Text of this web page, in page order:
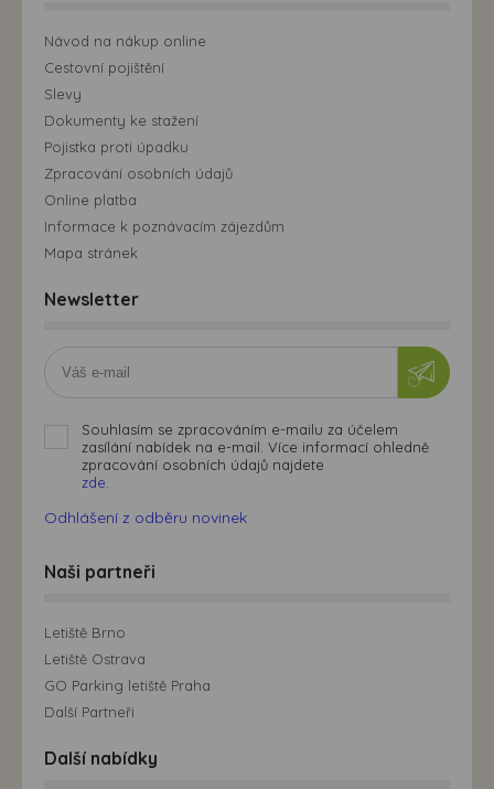
Návod na nákup online
Cestovní pojištění
Slevy
Dokumenty ke stažení
Pojistka proti úpadku
Zpracování osobních údajů
Online platba
Informace k poznávacím zájezdům
Mapa stránek
Newsletter
Souhlasím se zpracováním e-mailu za účelem
zasílání nabídek na e-mail. Více informací ohledně
zpracování osobních údajů najdete
zde.
Odhlášení z odběru novinek
Naši partneři
Letiště Brno
Letiště Ostrava
GO Parking letiště Praha
Další Partneři
Další nabídky